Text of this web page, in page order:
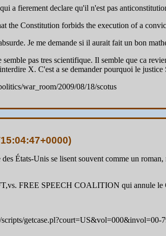
a fierement declare qu'il n'est pas
the Constitution forbids the execution of a
Je me demande si il aurait fait un bon
pas tres scientifique. Il semble que ca
X. C'est a se demander pourquoi le
war_room/2009/08/18/scotus
)
États-Unis se lisent souvent comme un
FREE SPEECH COALITION qui annule le
getcase.pl?court=US&vol=000&invol=00-